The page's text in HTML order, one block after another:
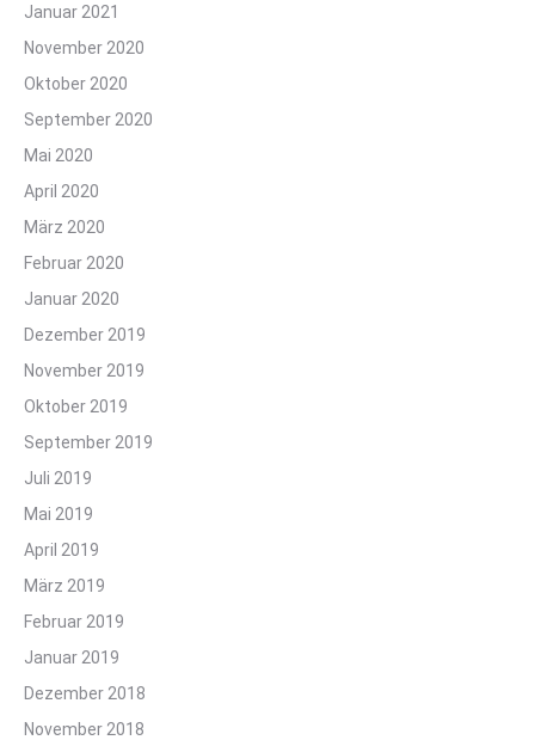
Januar 2021
November 2020
Oktober 2020
September 2020
Mai 2020
April 2020
März 2020
Februar 2020
Januar 2020
Dezember 2019
November 2019
Oktober 2019
September 2019
Juli 2019
Mai 2019
April 2019
März 2019
Februar 2019
Januar 2019
Dezember 2018
November 2018